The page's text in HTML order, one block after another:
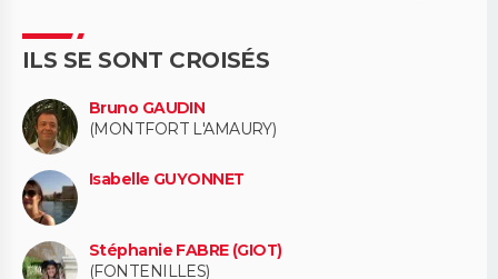
ILS SE SONT CROISÉS
Bruno GAUDIN
(MONTFORT L'AMAURY)
Isabelle GUYONNET
Stéphanie FABRE (GIOT)
(FONTENILLES)